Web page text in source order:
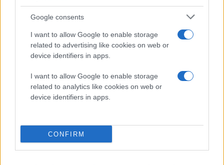
Google consents
I want to allow Google to enable storage
related to advertising like cookies on web or
device identifiers in apps.
I want to allow Google to enable storage
related to analytics like cookies on web or
device identifiers in apps.
CONFIRM